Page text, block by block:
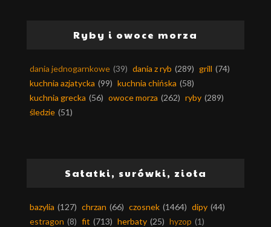
Ryby i owoce morza
dania jednogarnkowe (39) dania z ryb (289) grill (74)
kuchnia azjatycka (99) kuchnia chińska (58)
kuchnia grecka (56) owoce morza (262) ryby (289)
śledzie (51)
Sałatki, surówki, zioła
bazylia (127) chrzan (66) czosnek (1464) dipy (44)
estragon (8) fit (713) herbaty (25) hyzop (1)